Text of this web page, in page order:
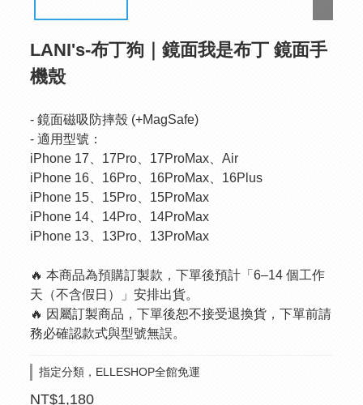
LANI's-布丁狗｜鏡面我是布丁 鏡面手
機殼
- 鏡面磁吸防摔殼 (+MagSafe)
- 適用型號：
iPhone 17、17Pro、17ProMax、Air
iPhone 16、16Pro、16ProMax、16Plus
iPhone 15、15Pro、15ProMax
iPhone 14、14Pro、14ProMax
iPhone 13、13Pro、13ProMax
🔥 本商品為預購訂製款，下單後預計「6–14 個工作
天（不含假日）」安排出貨。
🔥 因屬訂製商品，下單後恕不接受退換貨，下單前請
務必確認款式與型號無誤。
指定分類，ELLESHOP全館免運
NT$1,180